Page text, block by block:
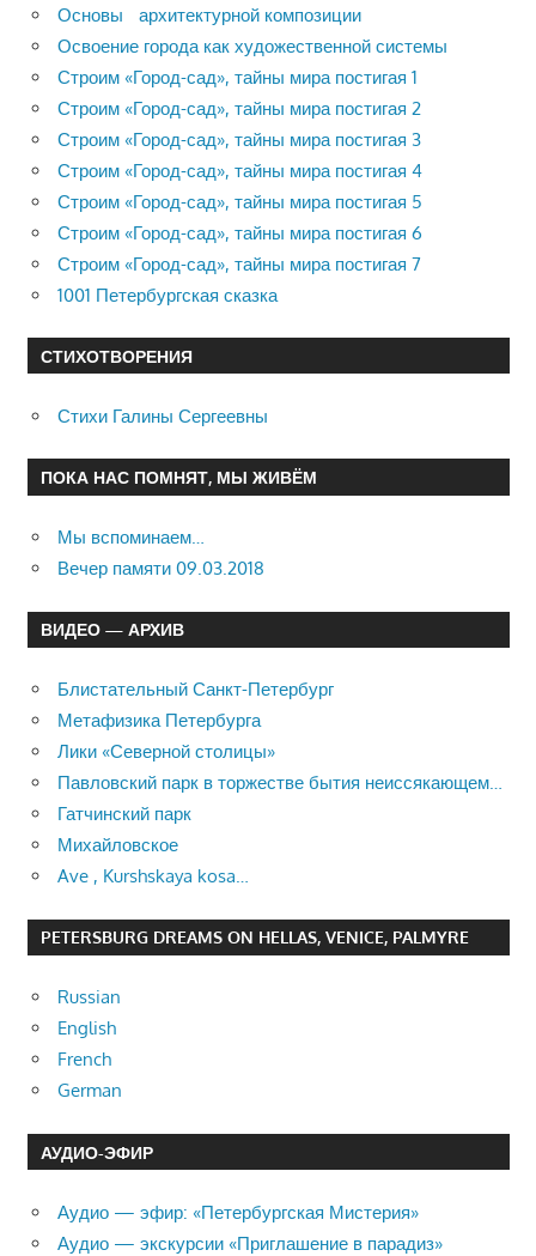
Основы архитектурной композиции
Освоение города как художественной системы
Строим «Город-сад», тайны мира постигая 1
Строим «Город-сад», тайны мира постигая 2
Строим «Город-сад», тайны мира постигая 3
Строим «Город-сад», тайны мира постигая 4
Строим «Город-сад», тайны мира постигая 5
Строим «Город-сад», тайны мира постигая 6
Строим «Город-сад», тайны мира постигая 7
1001 Петербургская сказка
СТИХОТВОРЕНИЯ
Стихи Галины Сергеевны
ПОКА НАС ПОМНЯТ, МЫ ЖИВЁМ
Мы вспоминаем…
Вечер памяти 09.03.2018
ВИДЕО — АРХИВ
Блистательный Санкт-Петербург
Метафизика Петербурга
Лики «Северной столицы»
Павловский парк в торжестве бытия неиссякающем…
Гатчинский парк
Михайловское
Ave , Kurshskaya kosa…
PETERSBURG DREAMS ON HELLAS, VENICE, PALMYRE
Russian
English
French
German
АУДИО-ЭФИР
Аудио — эфир: «Петербургская Мистерия»
Аудио — экскурсии «Приглашение в парадиз»